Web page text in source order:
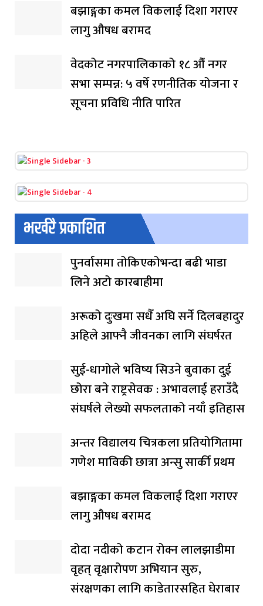
बझाङ्गका कमल विकलाई दिशा गराएर
लागु औषध बरामद
वेदकोट नगरपालिकाको १८ औँ नगर
सभा सम्पन्न: ५ वर्षे रणनीतिक योजना र
सूचना प्रविधि नीति पारित
भर्खरै प्रकाशित
पुनर्वासमा तोकिएकोभन्दा बढी भाडा
लिने अटो कारबाहीमा
अरूको दुःखमा सधैँ अघि सर्ने दिलबहादुर
अहिले आफ्नै जीवनका लागि संघर्षरत
सुई-धागोले भविष्य सिउने बुवाका दुई
छोरा बने राष्ट्रसेवक : अभावलाई हराउँदै
संघर्षले लेख्यो सफलताको नयाँ इतिहास
अन्तर विद्यालय चित्रकला प्रतियोगितामा
गणेश माविकी छात्रा अन्सु सार्की प्रथम
बझाङ्गका कमल विकलाई दिशा गराएर
लागु औषध बरामद
दोदा नदीको कटान रोक्न लालझाडीमा
वृहत् वृक्षारोपण अभियान सुरु,
संरक्षणका लागि काडेतारसहित घेराबार